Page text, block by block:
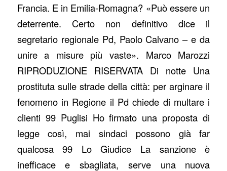
Francia. E in Emilia-Romagna? «Può essere un
deterrente. Certo non definitivo dice il
segretario regionale Pd, Paolo Calvano – e da
unire a misure più vaste». Marco Marozzi
RIPRODUZIONE RISERVATA Di notte Una
prostituta sulle strade della città: per arginare il
fenomeno in Regione il Pd chiede di multare i
clienti 99 Puglisi Ho firmato una proposta di
legge così, mai sindaci possono già far
qualcosa 99 Lo Giudice La sanzione è
inefficace e sbagliata, serve una nuova